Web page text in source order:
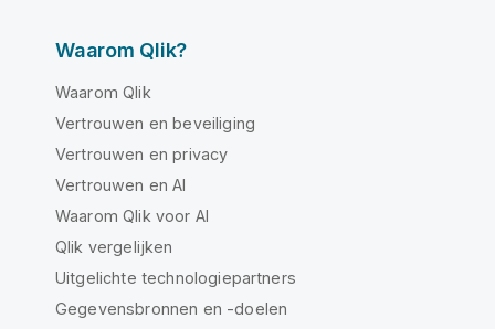
Waarom Qlik?
Waarom Qlik
Vertrouwen en beveiliging
Vertrouwen en privacy
Vertrouwen en AI
Waarom Qlik voor AI
Qlik vergelijken
Uitgelichte technologiepartners
Gegevensbronnen en -doelen